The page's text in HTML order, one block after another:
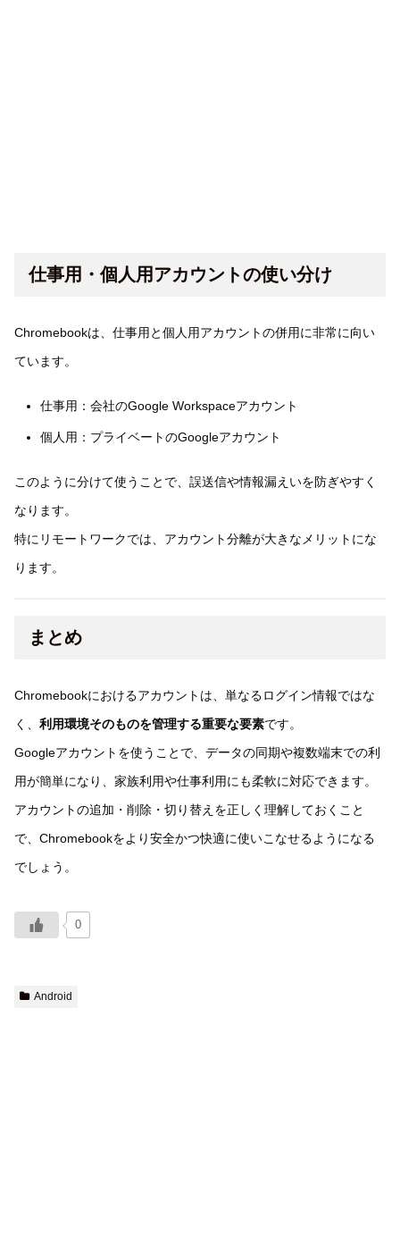
仕事用・個人用アカウントの使い分け
Chromebookは、仕事用と個人用アカウントの併用に非常に向い
ています。
仕事用：会社のGoogle Workspaceアカウント
個人用：プライベートのGoogleアカウント
このように分けて使うことで、誤送信や情報漏えいを防ぎやすく
なります。
特にリモートワークでは、アカウント分離が大きなメリットにな
ります。
まとめ
Chromebookにおけるアカウントは、単なるログイン情報ではな
く、 利用環境そのものを管理する重要な要素です。
Googleアカウントを使うことで、データの同期や複数端末での利
用が簡単になり、家族利用や仕事利用にも柔軟に対応できます。
アカウントの追加・削除・切り替えを正しく理解しておくこと
で、Chromebookをより安全かつ快適に使いこなせるようになる
でしょう。
0
Android